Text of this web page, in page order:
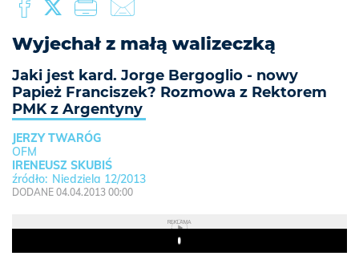
Wyjechał z małą walizeczką
Jaki jest kard. Jorge Bergoglio - nowy
Papież Franciszek? Rozmowa z Rektorem
PMK z Argentyny
JERZY TWARÓG
OFM
IRENEUSZ SKUBIŚ
Niedziela 12/2013
DODANE 04.04.2013 00:00
REKLAMA
Play